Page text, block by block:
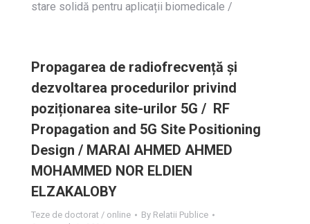
stare solidă pentru aplicații biomedicale /
Propagarea de radiofrecvență și
dezvoltarea procedurilor privind
poziționarea site-urilor 5G / RF
Propagation and 5G Site Positioning
Design / MARAI AHMED AHMED
MOHAMMED NOR ELDIEN
ELZAKALOBY
Teze de doctorat / online By Relatii Publice